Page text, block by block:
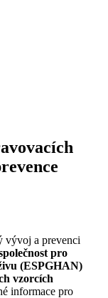
vývoj a prevenci
pro
(ESPGHAN)
vzorcích
informace pro